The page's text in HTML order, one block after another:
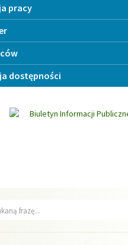
pracy
dostępności